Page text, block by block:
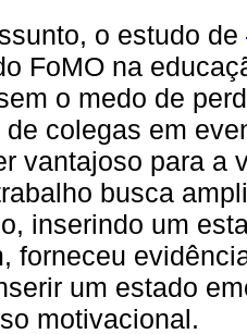
o estudo de
FoMO na
o medo de
de colegas em
vantajoso para a
busca
inserindo um
forneceu
um estado
motivacional.